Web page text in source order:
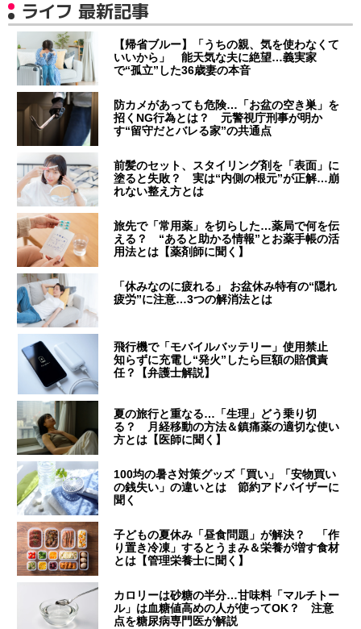
ライフ 最新記事
【帰省ブルー】「うちの親、気を使わなくて
いいから」 能天気な夫に絶望…義実家
で“孤立”した36歳妻の本音
防カメがあっても危険…「お盆の空き巣」を
招くNG行為とは？ 元警視庁刑事が明か
す“留守だとバレる家”の共通点
前髪のセット、スタイリング剤を「表面」に
塗ると失敗？ 実は“内側の根元”が正解…崩
れない整え方とは
旅先で「常用薬」を切らした…薬局で何を伝
える？ “あると助かる情報”とお薬手帳の活
用法とは【薬剤師に聞く】
「休みなのに疲れる」 お盆休み特有の“隠れ
疲労”に注意…3つの解消法とは
飛行機で「モバイルバッテリー」使用禁止
知らずに充電し“発火”したら巨額の賠償責
任？【弁護士解説】
夏の旅行と重なる…「生理」どう乗り切
る？ 月経移動の方法＆鎮痛薬の適切な使い
方とは【医師に聞く】
100均の暑さ対策グッズ「買い」「安物買い
の銭失い」の違いとは 節約アドバイザーに
聞く
子どもの夏休み「昼食問題」が解決？ 「作
り置き冷凍」するとうまみ＆栄養が増す食材
とは【管理栄養士に聞く】
カロリーは砂糖の半分…甘味料「マルチトー
ル」は血糖値高めの人が使ってOK？ 注意
点を糖尿病専門医が解説